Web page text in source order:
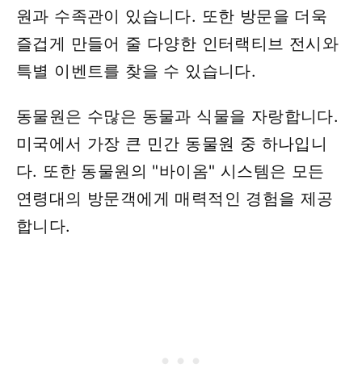
원과 수족관이 있습니다. 또한 방문을 더욱
즐겁게 만들어 줄 다양한 인터랙티브 전시와
특별 이벤트를 찾을 수 있습니다.
동물원은 수많은 동물과 식물을 자랑합니다.
미국에서 가장 큰 민간 동물원 중 하나입니
다. 또한 동물원의 "바이옴" 시스템은 모든
연령대의 방문객에게 매력적인 경험을 제공
합니다.